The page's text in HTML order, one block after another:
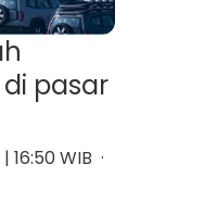
pasar
16:50 WIB ·